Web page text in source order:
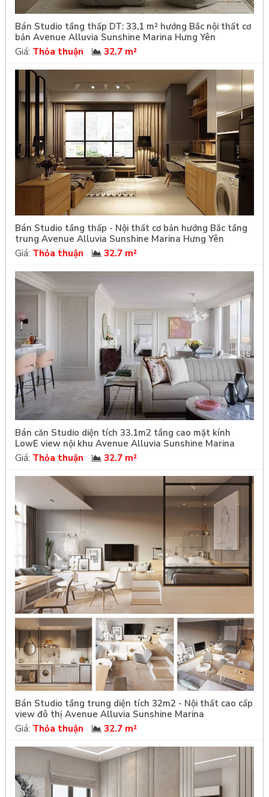
Bán Studio tầng thấp DT: 33,1 m² hướng Bắc nội thất cơ
bản Avenue Alluvia Sunshine Marina Hưng Yên
Giá: Thỏa thuận 32.7 m²
Bán Studio tầng thấp - Nội thất cơ bản hướng Bắc tầng
trung Avenue Alluvia Sunshine Marina Hưng Yên
Giá: Thỏa thuận 32.7 m²
Bán căn Studio diện tích 33.1m2 tầng cao mặt kính
LowE view nội khu Avenue Alluvia Sunshine Marina
Giá: Thỏa thuận 32.7 m²
Bán Studio tầng trung diện tích 32m2 - Nội thất cao cấp
view đô thị Avenue Alluvia Sunshine Marina
Giá: Thỏa thuận 32.7 m²